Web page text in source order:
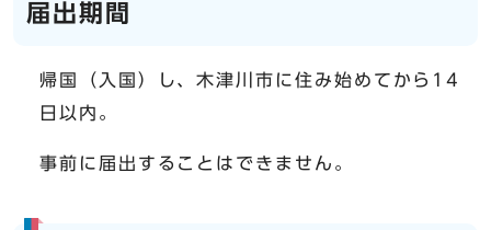
届出期間
帰国（入国）し、木津川市に住み始めてから14
日以内。
事前に届出することはできません。